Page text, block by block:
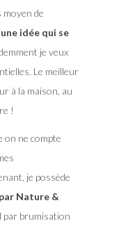
de
une idée qui se
je veux
Le meilleur
à la maison, au
!
on ne compte
je possède
Nature &
par brumisation